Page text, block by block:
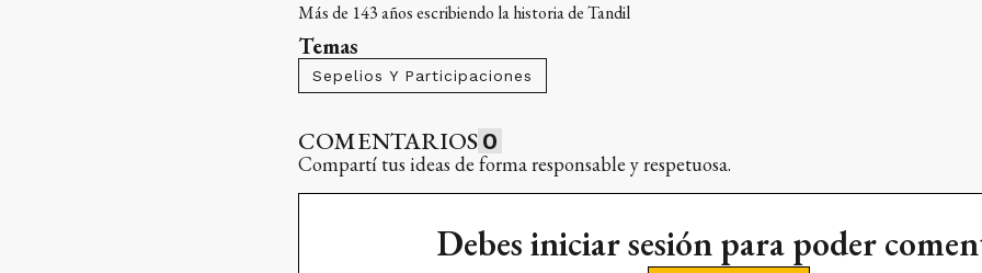
Más de 143 años escribiendo la historia de Tandil
Temas
Sepelios Y Participaciones
COMENTARIOS 0
Compartí tus ideas de forma responsable y respetuosa.
Debes iniciar sesión para poder